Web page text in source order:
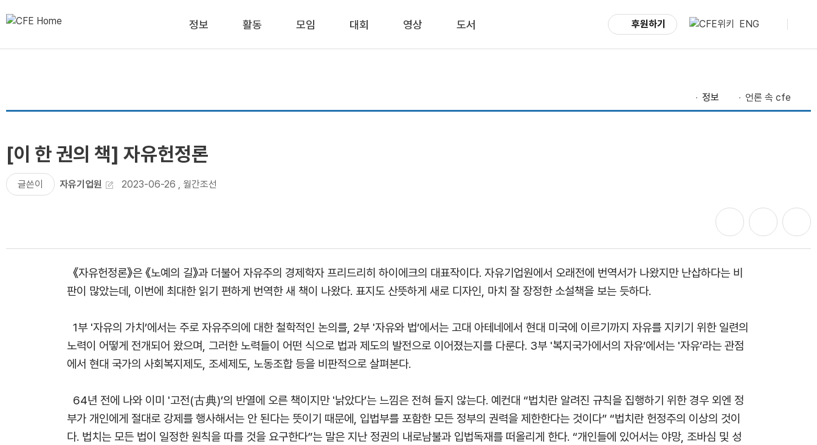
정보 활동 모임 대회 영상 도서 후원하기 ENG
정보 언론 속 cfe
[이 한 권의 책] 자유헌정론
글쓴이 자유기업원 2023-06-26 , 월간조선
《자유헌정론》은 《노예의 길》과 더불어 자유주의 경제학자 프리드리히 하이에크의 대표작이다. 자유기업원에서 오래전에 번역서가 나왔지만 난삽하다는 비
판이 많았는데, 이번에 최대한 읽기 편하게 번역한 새 책이 나왔다. 표지도 산뜻하게 새로 디자인, 마치 잘 장정한 소설책을 보는 듯하다.
1부 '자유의 가치’에서는 주로 자유주의에 대한 철학적인 논의를, 2부 '자유와 법’에서는 고대 아테네에서 현대 미국에 이르기까지 자유를 지키기 위한 일련의
노력이 어떻게 전개되어 왔으며, 그러한 노력들이 어떤 식으로 법과 제도의 발전으로 이어졌는지를 다룬다. 3부 '복지국가에서의 자유’에서는 '자유’라는 관점
에서 현대 국가의 사회복지제도, 조세제도, 노동조합 등을 비판적으로 살펴본다.
64년 전에 나와 이미 '고전(古典)’의 반열에 오른 책이지만 '낡았다’는 느낌은 전혀 들지 않는다. 예컨대 “법치란 알려진 규칙을 집행하기 위한 경우 외엔 정
부가 개인에게 절대로 강제를 행사해서는 안 된다는 뜻이기 때문에, 입법부를 포함한 모든 정부의 권력을 제한한다는 것이다” “법치란 헌정주의 이상의 것이
다. 법치는 모든 법이 일정한 원칙을 따를 것을 요구한다”는 말은 지난 정권의 내로남불과 입법독재를 떠올리게 한다. “개인들에 있어서는 야망, 조바심 및 성